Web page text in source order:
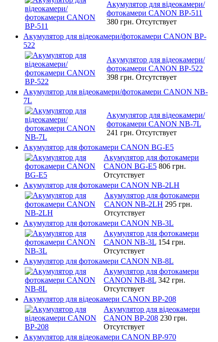
Акумулятор для відеокамери/
фотокамери CANON BP-511
380 грн. Отсутствует
Акумулятор для відеокамери/фотокамери CANON BP-
522
Акумулятор для відеокамери/
фотокамери CANON BP-522
398 грн. Отсутствует
Акумулятор для відеокамери/фотокамери CANON NB-
7L
Акумулятор для відеокамери/
фотокамери CANON NB-7L
241 грн. Отсутствует
Акумулятор для фотокамери CANON BG-E5
Акумулятор для фотокамери
CANON BG-E5 806 грн.
Отсутствует
Акумулятор для фотокамери CANON NB-2LH
Акумулятор для фотокамери
CANON NB-2LH 295 грн.
Отсутствует
Акумулятор для фотокамери CANON NB-3L
Акумулятор для фотокамери
CANON NB-3L 154 грн.
Отсутствует
Акумулятор для фотокамери CANON NB-8L
Акумулятор для фотокамери
CANON NB-8L 342 грн.
Отсутствует
Акумулятор для відеокамери CANON BP-208
Акумулятор для відеокамери
CANON BP-208 230 грн.
Отсутствует
Акумулятор для відеокамери CANON BP-970